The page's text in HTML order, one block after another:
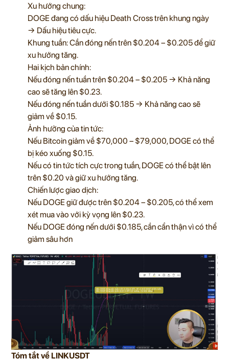
Xu hướng chung:
DOGE đang có dấu hiệu Death Cross trên khung ngày
→ Dấu hiệu tiêu cực.
Khung tuần: Cần đóng nến trên $0.204 – $0.205 để giữ
xu hướng tăng.
Hai kịch bản chính:
Nếu đóng nến tuần trên $0.204 – $0.205 → Khả năng
cao sẽ tăng lên $0.23.
Nếu đóng nến tuần dưới $0.185 → Khả năng cao sẽ
giảm về $0.15.
Ảnh hưởng của tin tức:
Nếu Bitcoin giảm về $70,000 – $79,000, DOGE có thể
bị kéo xuống $0.15.
Nếu có tin tức tích cực trong tuần, DOGE có thể bật lên
trên $0.20 và giữ xu hướng tăng.
Chiến lược giao dịch:
Nếu DOGE giữ được trên $0.204 – $0.205, có thể xem
xét mua vào với kỳ vọng lên $0.23.
Nếu DOGE đóng nến dưới $0.185, cần cẩn thận vì có thể
giảm sâu hơn
Tóm tắt về LINKUSDT